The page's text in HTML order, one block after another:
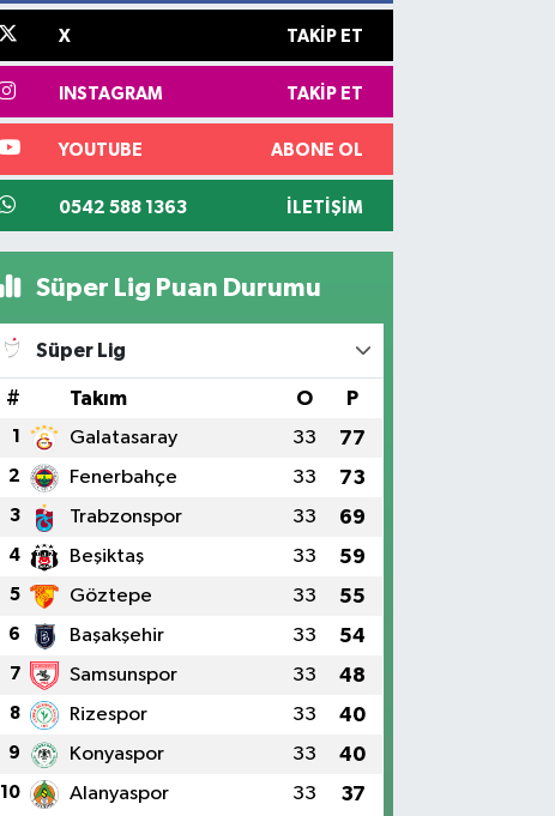
X TAKIP ET
INSTAGRAM TAKIP ET
YOUTUBE ABONE OL
0542 588 1363 İLETIŞIM
Süper Lig Puan Durumu
Süper Lig
# Takım O P
1 Galatasaray 33 77
2 Fenerbahçe 33 73
3 Trabzonspor 33 69
4 Beşiktaş 33 59
5 Göztepe 33 55
6 Başakşehir 33 54
7 Samsunspor 33 48
8 Rizespor 33 40
9 Konyaspor 33 40
10 Alanyaspor 33 37